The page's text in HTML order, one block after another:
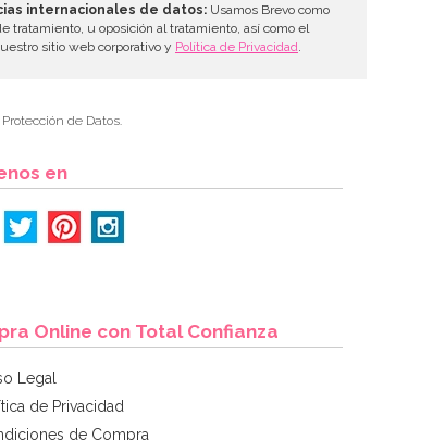
internacionales de datos: Usamos Brevo como
tratamiento, u oposición al tratamiento, así como el
sitio web corporativo y Política de Privacidad
de Datos.
en
Online con Total Confianza
Legal
de Privacidad
de Compra